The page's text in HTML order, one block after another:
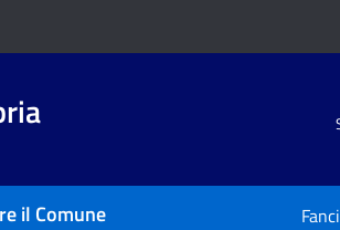
il Comune